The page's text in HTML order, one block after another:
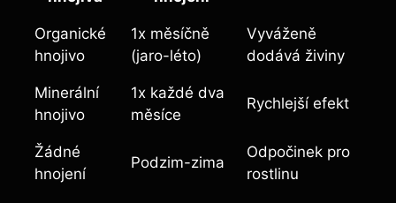
Organické
hnojivo
1x měsíčně
(jaro-léto)
Vyváženě
dodává živiny
Minerální
hnojivo
1x každé dva
měsíce
Rychlejší efekt
Žádné
hnojení
Podzim-zima
Odpočinek pro
rostlinu